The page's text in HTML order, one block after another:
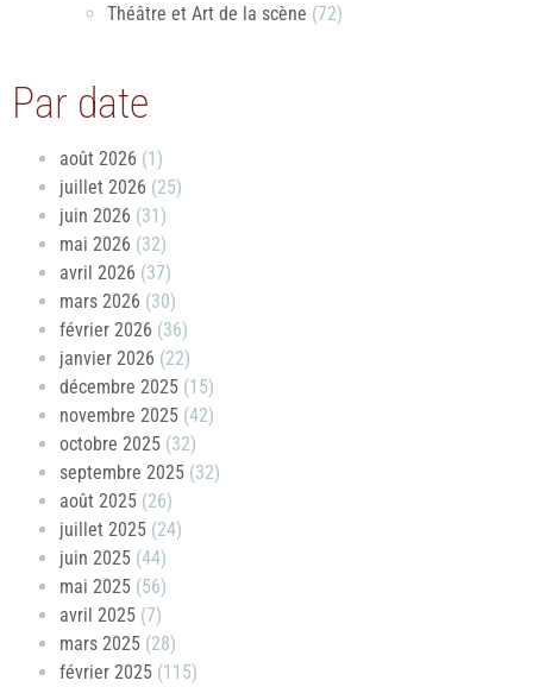
Théâtre et Art de la scène (72)
Par date
août 2026 (1)
juillet 2026 (25)
juin 2026 (31)
mai 2026 (32)
avril 2026 (37)
mars 2026 (30)
février 2026 (36)
janvier 2026 (22)
décembre 2025 (15)
novembre 2025 (42)
octobre 2025 (32)
septembre 2025 (32)
août 2025 (26)
juillet 2025 (24)
juin 2025 (44)
mai 2025 (56)
avril 2025 (7)
mars 2025 (28)
février 2025 (115)